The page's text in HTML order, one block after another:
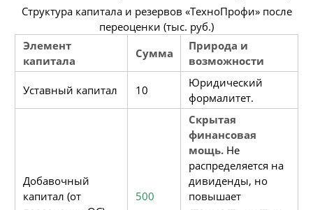
Структура капитала и резервов «ТехноПрофи» после
переоценки (тыс. руб.)
Элемент
капитала
Сумма
Природа и
возможности
Уставный капитал 10
Юридический
формалитет.
Добавочный
капитал (от
500
Скрытая
финансовая
мощь.Не
распределяется на
дивиденды, но
повышает